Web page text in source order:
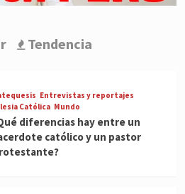
Tendencia
Entrevistas y reportajes
Católica Mundo
diferencias hay entre un
católico y un pastor